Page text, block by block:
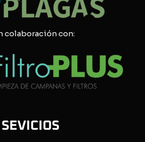
colaboración con:
SEVICIOS